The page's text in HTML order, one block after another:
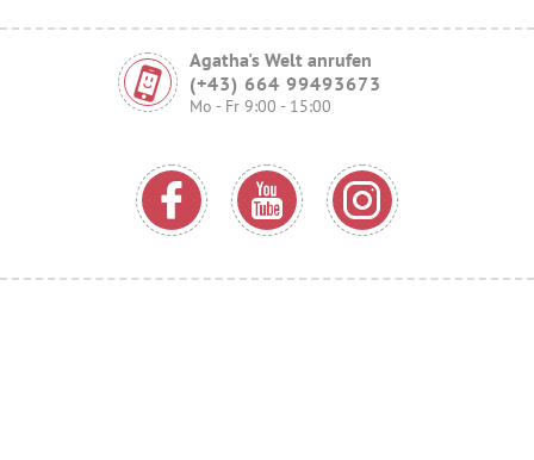
Agatha's Welt anrufen
(+43) 664 99493673
Mo - Fr 9:00 - 15:00